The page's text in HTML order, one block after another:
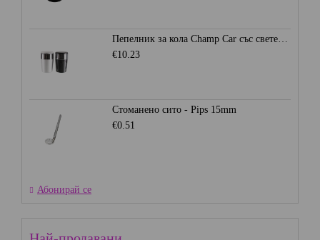
Пепелник за кола Champ Car със светеща LED светлина
€10.23
Стоманено сито - Pips 15mm
€0.51
Абонирай се